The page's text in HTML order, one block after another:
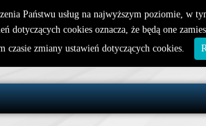
W koszyku jest 0 produktów(y)
Państwu usług na najwyższym poziomie, w
cookies oznacza, że będą one
zmiany ustawień dotyczących cookies.